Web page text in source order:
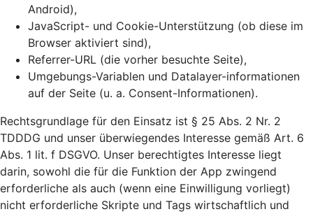
Android),
JavaScript- und Cookie-Unterstützung (ob diese im
Browser aktiviert sind),
Referrer-URL (die vorher besuchte Seite),
Umgebungs-Variablen und Datalayer-informationen
auf der Seite (u. a. Consent-Informationen).
Rechtsgrundlage für den Einsatz ist § 25 Abs. 2 Nr. 2
TDDDG und unser überwiegendes Interesse gemäß Art. 6
Abs. 1 lit. f DSGVO. Unser berechtigtes Interesse liegt
darin, sowohl die für die Funktion der App zwingend
erforderliche als auch (wenn eine Einwilligung vorliegt)
nicht erforderliche Skripte und Tags wirtschaftlich und